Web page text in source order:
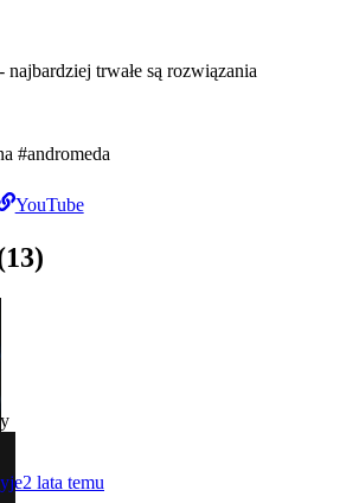
najbardziej trwałe są rozwiązania
#andromeda
YouTube
13)
2 lata temu